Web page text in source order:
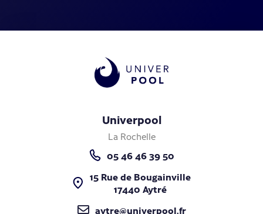
Univerpool
La Rochelle
05 46 46 39 50
15 Rue de Bougainville
17440 Aytré
aytre@univerpool.fr